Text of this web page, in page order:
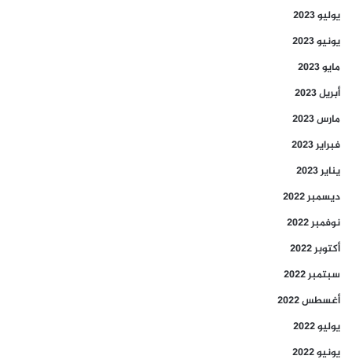
يوليو 2023
يونيو 2023
مايو 2023
أبريل 2023
مارس 2023
فبراير 2023
يناير 2023
ديسمبر 2022
نوفمبر 2022
أكتوبر 2022
سبتمبر 2022
أغسطس 2022
يوليو 2022
يونيو 2022